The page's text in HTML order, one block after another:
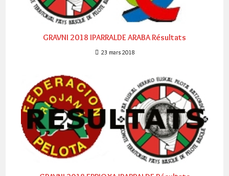
GRAVNI 2018 IPARRALDE ARABA Résultats
23 mars 2018